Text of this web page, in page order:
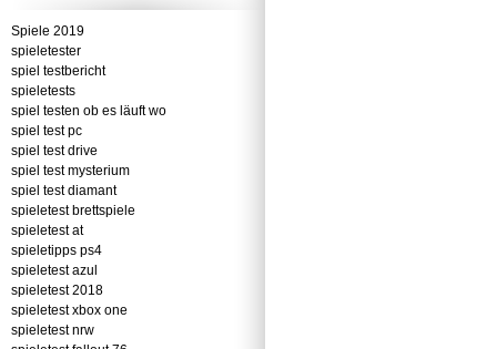
Spiele 2019
spieletester
spiel testbericht
spieletests
spiel testen ob es läuft wo
spiel test pc
spiel test drive
spiel test mysterium
spiel test diamant
spieletest brettspiele
spieletest at
spieletipps ps4
spieletest azul
spieletest 2018
spieletest xbox one
spieletest nrw